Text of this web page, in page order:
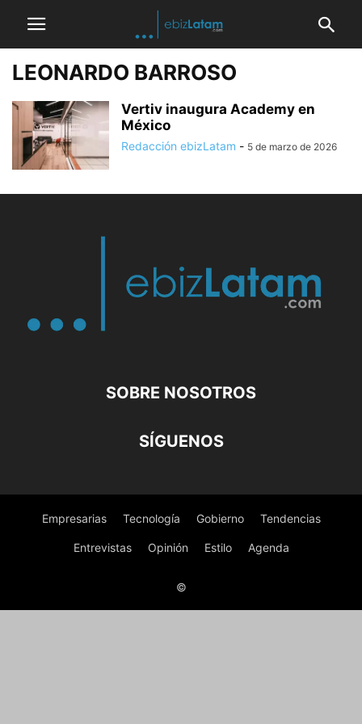
LEONARDO BARROSO
Vertiv inaugura Academy en
México
Redacción ebizLatam - 5 de marzo de 2026
SOBRE NOSOTROS
SÍGUENOS
Empresarias Tecnología Gobierno Tendencias
Entrevistas Opinión Estilo Agenda
©